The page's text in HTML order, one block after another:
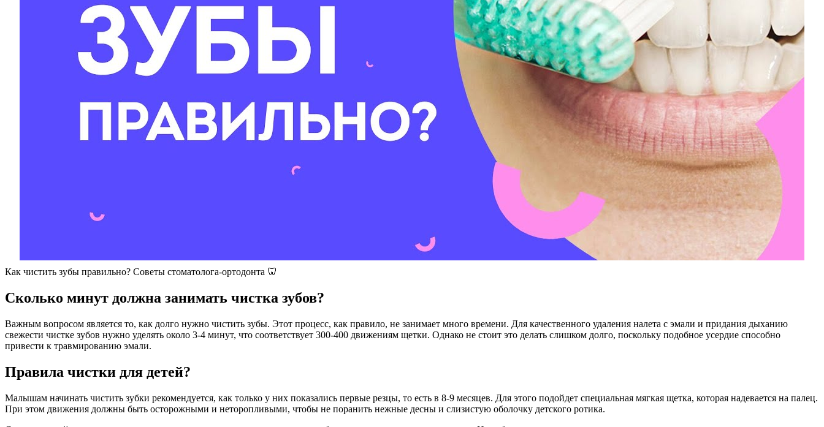
Как чистить зубы правильно? Советы стоматолога-ортодонта 🦷
Сколько минут должна занимать чистка зубов?
Важным вопросом является то, как долго нужно чистить зубы. Этот процесс, как правило, не занимает много времени. Для качественного удаления налета с эмали и придания дыханию
свежести чистке зубов нужно уделять около 3-4 минут, что соответствует 300-400 движениям щетки. Однако не стоит это делать слишком долго, поскольку подобное усердие способно
привести к травмированию эмали.
Правила чистки для детей?
Малышам начинать чистить зубки рекомендуется, как только у них показались первые резцы, то есть в 8-9 месяцев. Для этого подойдет специальная мягкая щетка, которая надевается на палец.
При этом движения должны быть осторожными и неторопливыми, чтобы не поранить нежные десны и слизистую оболочку детского ротика.